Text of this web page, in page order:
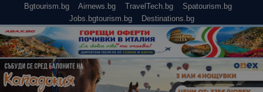
Bgtourism.bg Airnews.bg TravelTech.bg
Spatourism.bg
Jobs.bgtourism.bg
Destinations.bg